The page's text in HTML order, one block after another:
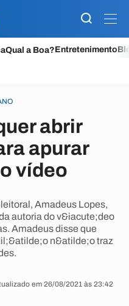
Qual a Boa?Entretenimento
abrir
apurar
vídeo
Amadeus Lopes,
autoria do v&iacute;deo
Amadeus disse que
n&atilde;o traz
em 26/08/2021 às 23:42